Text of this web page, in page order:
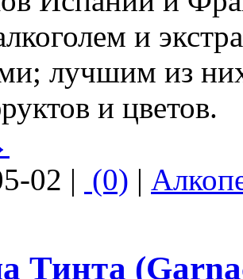
и
лучшим из
и цветов.
02 | (0) |
Тинта